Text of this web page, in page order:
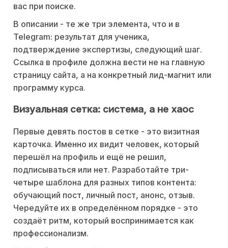
вас при поиске.
В описании - те же три элемента, что и в
Telegram: результат для ученика,
подтверждение экспертизы, следующий шаг.
Ссылка в профиле должна вести не на главную
страницу сайта, а на конкретный лид-магнит или
программу курса.
Визуальная сетка: система, а не хаос
Первые девять постов в сетке - это визитная
карточка. Именно их видит человек, который
перешёл на профиль и ещё не решил,
подписываться или нет. Разработайте три-
четыре шаблона для разных типов контента:
обучающий пост, личный пост, анонс, отзыв.
Чередуйте их в определённом порядке - это
создаёт ритм, который воспринимается как
профессионализм.